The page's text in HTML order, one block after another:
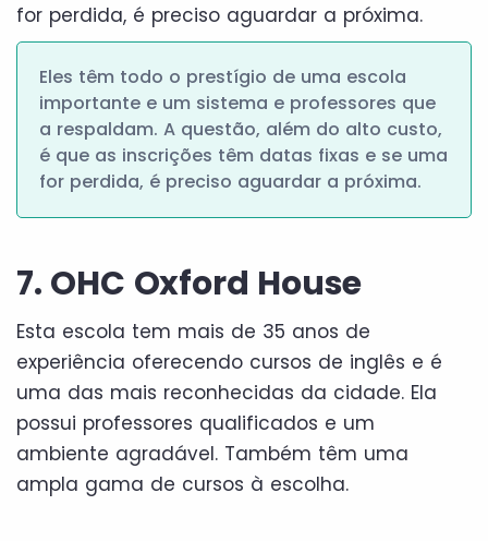
for perdida, é preciso aguardar a próxima.
Eles têm todo o prestígio de uma escola
importante e um sistema e professores que
a respaldam. A questão, além do alto custo,
é que as inscrições têm datas fixas e se uma
for perdida, é preciso aguardar a próxima.
7. OHC Oxford House
Esta escola tem mais de 35 anos de
experiência oferecendo cursos de inglês e é
uma das mais reconhecidas da cidade. Ela
possui professores qualificados e um
ambiente agradável. Também têm uma
ampla gama de cursos à escolha.